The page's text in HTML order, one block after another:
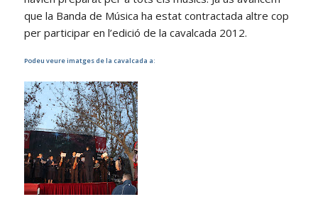
que la Banda de Música ha estat contractada altre cop
per participar en l’edició de la cavalcada 2012.
Podeu veure imatges de la cavalcada a: